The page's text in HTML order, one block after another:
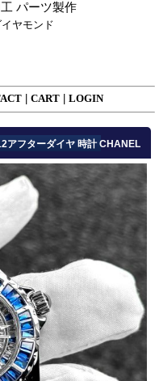
パーツ製作
ヤモンド
CART LOGIN
アフターダイヤ 時計 CHANEL